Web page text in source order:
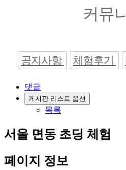
커뮤
공지사항 체험후기
댓글
게시판 리스트 옵션
목록
서울 면동 초딩 체험
페이지 정보